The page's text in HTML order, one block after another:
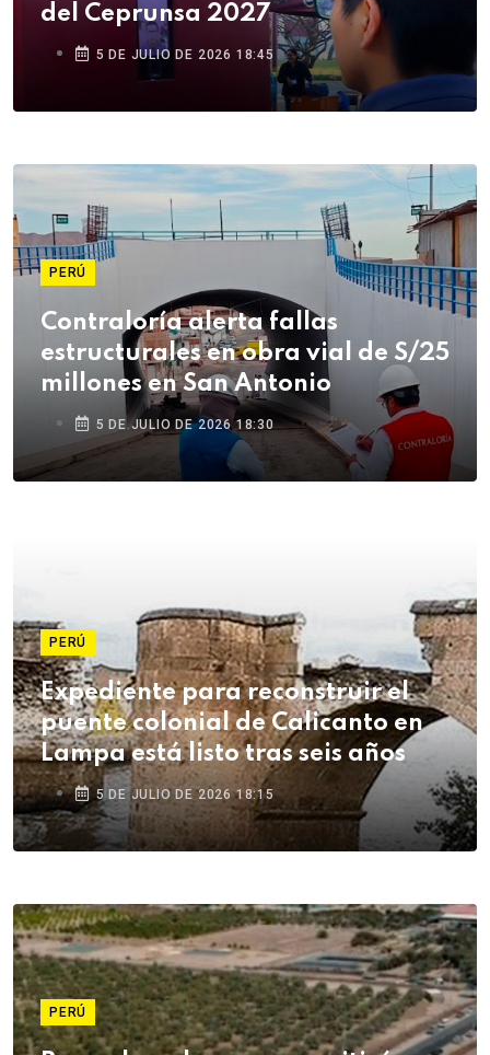
del Ceprunsa 2027
5 DE JULIO DE 2026 18:45
PERÚ
Contraloría alerta fallas
estructurales en obra vial de S/25
millones en San Antonio
5 DE JULIO DE 2026 18:30
PERÚ
Expediente para reconstruir el
puente colonial de Calicanto en
Lampa está listo tras seis años
5 DE JULIO DE 2026 18:15
PERÚ